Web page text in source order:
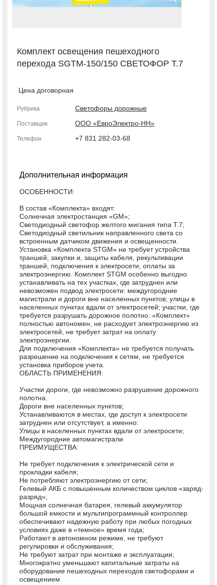
Комплект освещения пешеходного
перехода SGTM-150/150 СВЕТОФОР Т.7
Цена договорная
Рубрика Светофоры дорожные
Поставщик ООО «ЕвроЭлектро-НН»
Телефон +7 831 282-03-68
Дополнительная информация
ОСОБЕННОСТИ:
В состав «Комплекта» входят:
Солнечная электростанция «GМ»;
Светодиодный светофор желтого мигания типа Т.7;
Светодиодный светильник направленного света со
встроенным датчиком движения и освещенности.
Установка «Комплекта STGM» не требует устройства
траншей, закупки и, защиты кабеля, рекультивации
траншей, подключения к электросети, оплаты за
электроэнергию. Комплект STGM особенно выгодно
устанавливать на тех участках, где затруднен или
невозможен подвод электросети: междугородние
магистрали и дороги вне населенных пунктов; улицы в
населенных пунктах вдали от электросетей; участки, где
требуется разрушать дорожное полотно. «Комплект»
полностью автономен, не расходует электроэнергию из
электросетей, не требует затрат на оплату
электроэнергии.
Для подключения «Комплекта» не требуется получать
разрешение на подключения к сетям, не требуется
установка приборов учета.
ОБЛАСТЬ ПРИМЕНЕНИЯ:
Участки дороги, где невозможно разрушение дорожного
полотна.
Дороги вне населенных пунктов;
Устанавливаются в местах, где доступ к электросети
затруднен или отсутствует, а именно:
Улицы в населенных пунктах вдали от электросети;
Междугородние автомагистрали
ПРЕИМУЩЕСТВА:
Не требует подключения к электрической сети и
прокладки кабеля;
Не потребляют электроэнергию от сети;
Гелевый АКБ с повышенным количеством циклов «заряд-
разряд»;
Мощная солнечная батарея, гелевый аккумулятор
большой емкости и мультипрограммный контроллер
обеспечивают надежную работу при любых погодных
условиях даже в «темное» время года;
Работают в автономном режиме, не требуют
регулировки и обслуживания;
Не требуют затрат при монтаже и эксплуатации;
Многократно уменьшают капитальные затраты на
оборудование пешеходных переходов светофорами и
освещением